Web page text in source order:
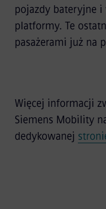
pojazdy bateryjne
platformy. Te
pasażerami już na
Więcej informacji
Siemens Mobility
dedykowanej